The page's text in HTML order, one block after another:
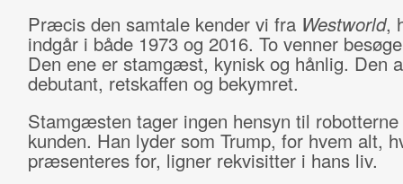
Præcis den samtale kender vi fra Westworld,
indgår i både 1973 og 2016. To venner
Den ene er stamgæst, kynisk og hånlig. Den
debutant, retskaffen og bekymret.
Stamgæsten tager ingen hensyn til
kunden. Han lyder som Trump, for hvem alt,
præsenteres for, ligner rekvisitter i hans liv.